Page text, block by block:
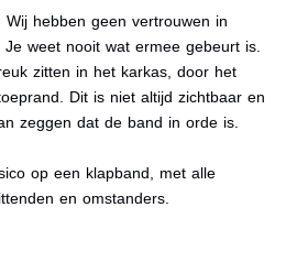
Wij hebben geen vertrouwen in
weet nooit wat ermee gebeurt is.
zitten in het karkas, door het
Dit is niet altijd zichtbaar en
zeggen dat de band in orde is.
op een klapband, met alle
en omstanders.